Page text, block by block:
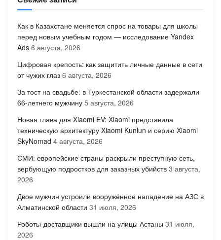
Как в Казахстане меняется спрос на товары для школы
перед новым учебным годом — исследование Yandex
Ads 6 августа, 2026
Цифровая крепость: как защитить личные данные в сети
от чужих глаз 6 августа, 2026
За тост на свадьбе: в Туркестанской области задержали
66-летнего мужчину 5 августа, 2026
Новая глава для Xiaomi EV: Xiaomi представила
техническую архитектуру Xiaomi Kunlun и серию Xiaomi
SkyNomad 4 августа, 2026
СМИ: европейские страны раскрыли преступную сеть,
вербующую подростков для заказных убийств 3 августа,
2026
Двое мужчин устроили вооружённое нападение на АЗС в
Алматинской области 31 июля, 2026
Роботы-доставщики вышли на улицы Астаны 31 июля,
2026